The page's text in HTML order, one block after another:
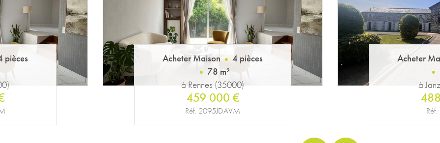
pièces Acheter Maison
6 pièces
184 m²
à Janzé (35150)
488 000 €
Réf. 2343VM
Acheter
à Bain-de-